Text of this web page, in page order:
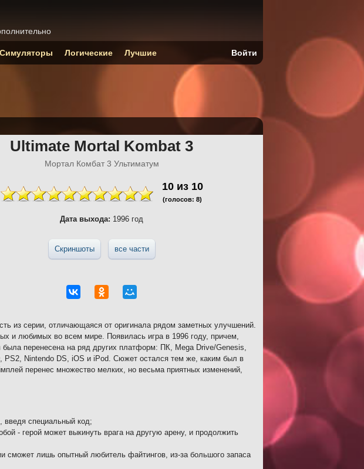
Ultimate Mortal Kombat 3
Мортал Комбат 3 Ультиматум
10из 10
(голосов: 8)
Дата выхода: 1996 год
Скриншоты все части
из серии, отличающаяся от оригинала рядом заметных улучшений.
и любимых во всем мире. Появилась игра в 1996 году, причем,
перенесена на ряд других платформ: ПК, Mega Drive/Genesis,
PS2, Nintendo DS, iOS и iPod. Сюжет остался тем же, каким был в
перенес множество мелких, но весьма приятных изменений,
введя специальный код;
- герой может выкинуть врага на другую арену, и продолжить
сможет лишь опытный любитель файтингов, из-за большого запаса
Симуляторы Логические Лучшие Войти